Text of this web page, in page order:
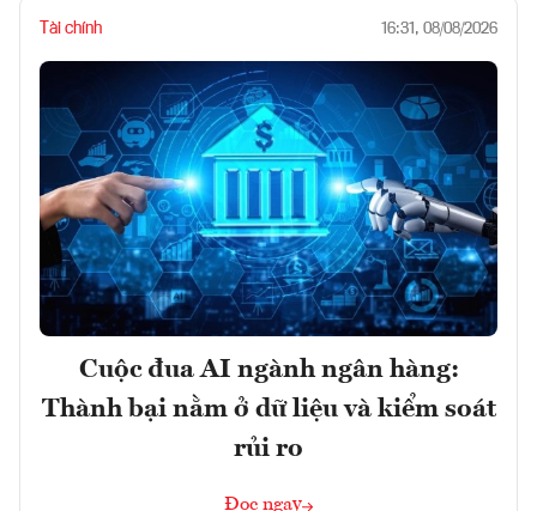
Tài chính 16:31, 08/08/2026
Cuộc đua AI ngành ngân hàng:
Thành bại nằm ở dữ liệu và kiểm soát
rủi ro
Đọc ngay